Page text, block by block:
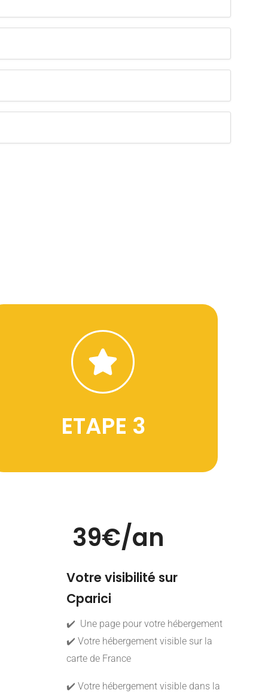
ETAPE 3
JE CREE MON ANNONCE
En créant votre annonce, vous devenez
visible et créez un lien direct avec les
vacanciers
39€/an
Votre visibilité sur
Cparici
✔️ Une page pour votre hébergement
✔️ Votre hébergement visible sur la
carte de France
✔️ Votre hébergement visible dans la